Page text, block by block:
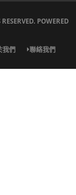
POWERED
我們 聯絡我們